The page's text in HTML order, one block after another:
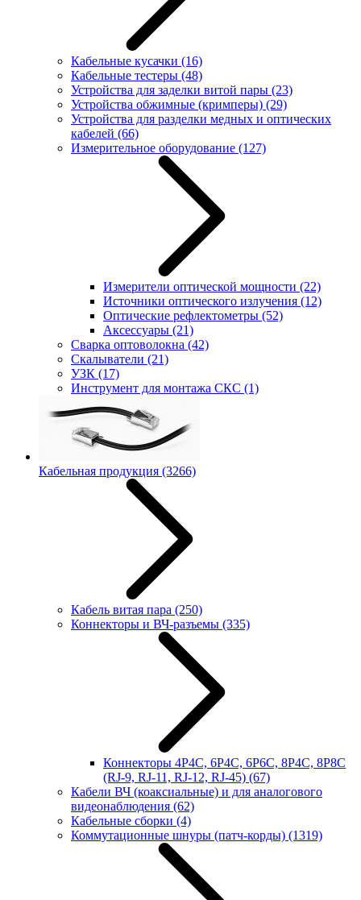
Кабельные кусачки (16)
Кабельные тестеры (48)
Устройства для заделки витой пары (23)
Устройства обжимные (кримперы) (29)
Устройства для разделки медных и оптических
кабелей (66)
Измерительное оборудование (127)
Измерители оптической мощности (22)
Источники оптического излучения (12)
Оптические рефлектометры (52)
Аксессуары (21)
Сварка оптоволокна (42)
Скалыватели (21)
УЗК (17)
Инструмент для монтажа СКС (1)
Кабельная продукция (3266)
Кабель витая пара (250)
Коннекторы и ВЧ-разъемы (335)
Коннекторы 4P4C, 6P4C, 6P6C, 8P4C, 8P8C
(RJ-9, RJ-11, RJ-12, RJ-45) (67)
Кабели ВЧ (коаксиальные) и для аналогового
видеонаблюдения (62)
Кабельные сборки (4)
Коммутационные шнуры (патч-корды) (1319)